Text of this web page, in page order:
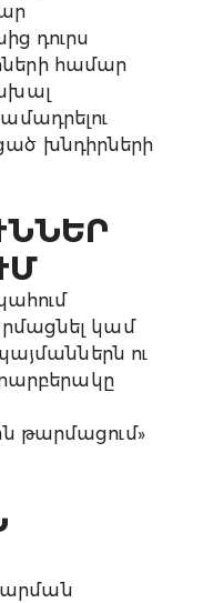
դուրս
համար
խնդիրների
կամ
ու
թարմացում»